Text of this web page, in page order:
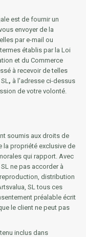
est de fournir un
envoyer de la
par e-mail ou
établis par la Loi
et du Commerce
à recevoir de telles
, à l'adresse ci-dessus
de votre volonté.
soumis aux droits de
la propriété exclusive de
qui rapport. Avec
ne pas accorder à
distribution
SL tous ces
préalable écrit
le client ne peut pas
inclus dans